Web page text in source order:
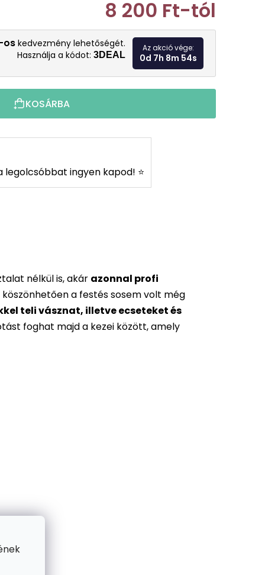
8 200 Ft-tól
Egységár:
os kedvezmény lehetőségét.
Használja a kódot: 3DEAL
Az akció vége:
0d 7h 8m 53s
KOSÁRBA
legolcsóbbat ingyen kapod! ⭐
nélkül is, akár azonnal profi
a festés sosem volt még
teli vásznat, illetve ecseteket és
foghat majd a kezei között, amely